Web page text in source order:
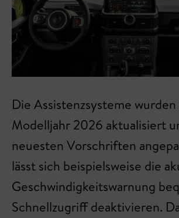
Die Assistenzsysteme
Modelljahr 2026 aktualisiert
neuesten Vorschriften
lässt sich beispielsweise die
Geschwindigkeitswarnung
Schnellzugriff deaktivieren.